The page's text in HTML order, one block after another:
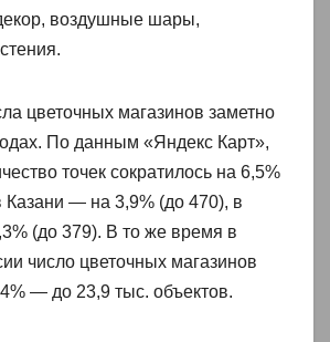
воздушные шары,
цветочных магазинов заметно
По данным «Яндекс Карт»,
точек сократилось на 6,5%
Казани — на 3,9% (до 470), в
(до 379). В то же время в
число цветочных магазинов
— до 23,9 тыс. объектов.